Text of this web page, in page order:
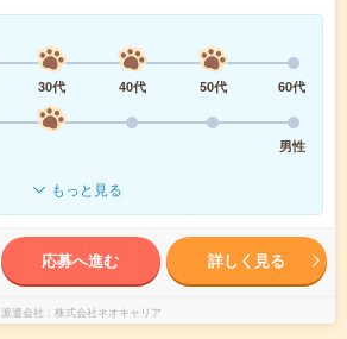
30代 40代 50代
60代
男性
もっと見る
応募へ進む 詳しく見る
派遣会社 株式会社ネオキャリア